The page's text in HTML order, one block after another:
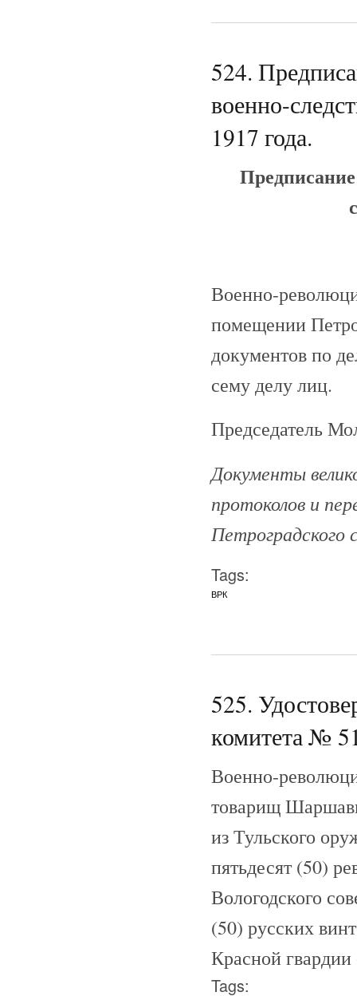
524.
военно-
1917 года.
Военно-
помещении
документов по
сему делу лиц.
Председатель
Документы
протоколов и
Tags:
ВРК
525.
комитета №
Военно-
товарищ
из Тульского
пятьдесят (50)
Вологодского
(50) русских
Красной гвардии
Tags: